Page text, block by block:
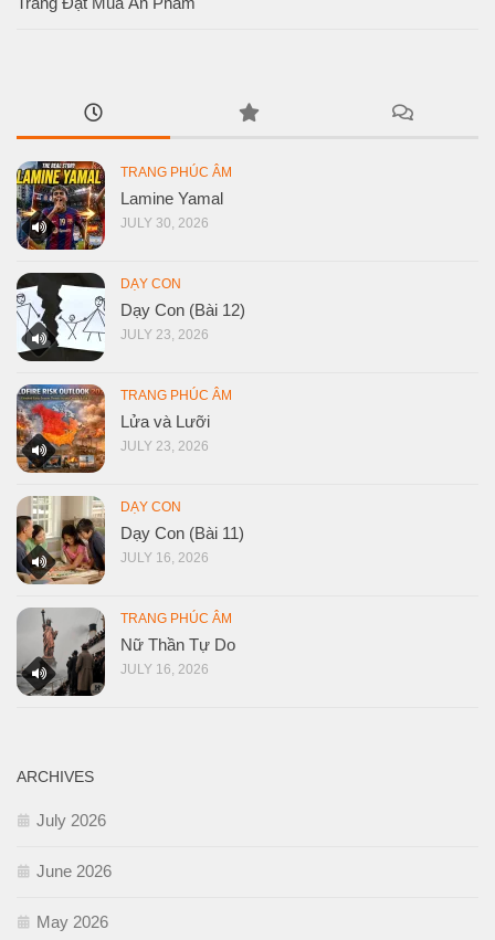
TRANG PHÚC ÂM
Lamine Yamal
JULY 30, 2026
DẠY CON
Dạy Con (Bài 12)
JULY 23, 2026
TRANG PHÚC ÂM
Lửa và Lưỡi
JULY 23, 2026
DẠY CON
Dạy Con (Bài 11)
JULY 16, 2026
TRANG PHÚC ÂM
Nữ Thần Tự Do
JULY 16, 2026
ARCHIVES
July 2026
June 2026
May 2026